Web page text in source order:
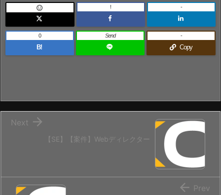
 ! -
B!
0 Send
Copy
-
【SE】【案件】Webディレクター

Next
 Prev